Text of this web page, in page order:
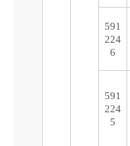
591
224
6
591
224
5